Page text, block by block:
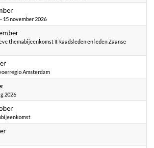
2026
15 november 2026
2026
themabijeenkomst II Raadsleden en leden Zaanse
2026
Amsterdam
2026
2026
2026
2026